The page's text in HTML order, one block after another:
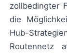
zollbedingter
die
Hub-
Routennetz